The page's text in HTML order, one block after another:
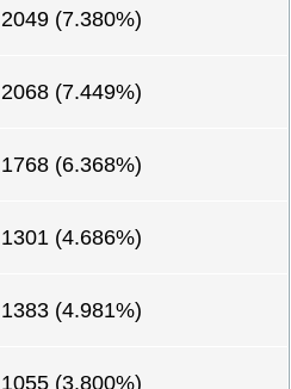
2049 (7.380%)
2068 (7.449%)
1768 (6.368%)
1301 (4.686%)
1383 (4.981%)
1055 (3.800%)